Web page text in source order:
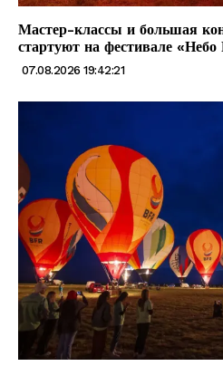
Мастер-классы и большая
стартуют на фестивале «Небо
07.08.2026 19:42:21